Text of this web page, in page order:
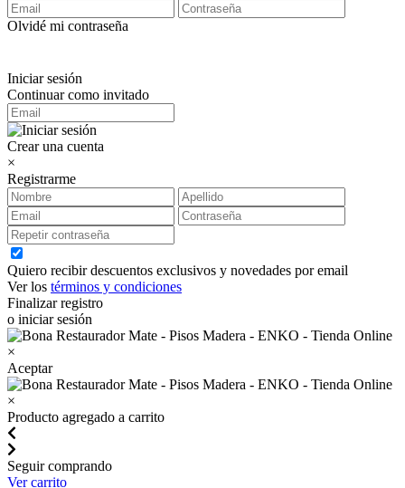
Olvidé mi contraseña
Iniciar sesión
Continuar como invitado
Crear una cuenta
×
Registrarme
Quiero recibir descuentos exclusivos y novedades por email
Ver los términos y condiciones
Finalizar registro
o iniciar sesión
×
Aceptar
×
Producto agregado a carrito
Seguir comprando
Ver carrito